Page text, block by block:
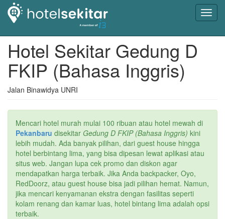
Hotel Sekitar Gedung D
FKIP (Bahasa Inggris)
Jalan Binawidya UNRI
Mencari hotel murah mulai 100 ribuan atau hotel mewah di
Pekanbaru disekitar Gedung D FKIP (Bahasa Inggris) kini
lebih mudah. Ada banyak pilihan, dari guest house hingga
hotel berbintang lima, yang bisa dipesan lewat aplikasi atau
situs web. Jangan lupa cek promo dan diskon agar
mendapatkan harga terbaik. Jika Anda backpacker, Oyo,
RedDoorz, atau guest house bisa jadi pilihan hemat. Namun,
jika mencari kenyamanan ekstra dengan fasilitas seperti
kolam renang dan kamar luas, hotel bintang lima adalah opsi
terbaik.